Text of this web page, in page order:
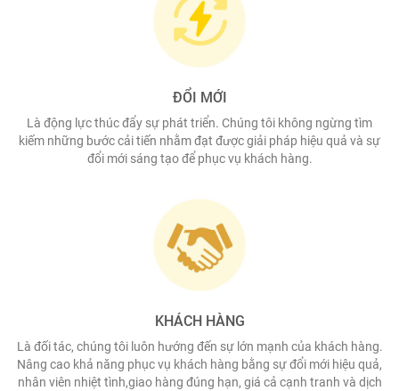
ĐỔI MỚI
Là động lực thúc đẩy sự phát triển. Chúng tôi không ngừng tìm
kiếm những bước cải tiến nhằm đạt được giải pháp hiệu quả và sự
đổi mới sáng tạo để phục vụ khách hàng.
KHÁCH HÀNG
Là đối tác, chúng tôi luôn hướng đến sự lớn mạnh của khách hàng.
Nâng cao khả năng phục vụ khách hàng bằng sự đổi mới hiệu quả,
nhân viên nhiệt tình,giao hàng đúng hạn, giá cả cạnh tranh và dịch